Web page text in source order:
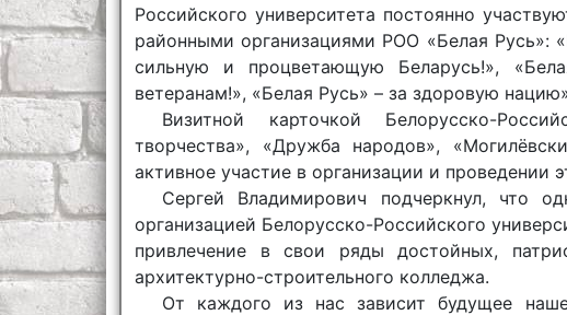
Российского университета постоянно
районными организациями РОО «Белая Русь»:
сильную и процветающую Беларусь!»,
ветеранам!», «Белая Русь» – за здоровую
Визитной карточкой Белорусско-
творчества», «Дружба народов»,
активное участие в организации и
Сергей Владимирович подчеркнул, что
организацией Белорусско-Российского
привлечение в свои ряды достойных,
архитектурно-строительного колледжа.
От каждого из нас зависит будущее